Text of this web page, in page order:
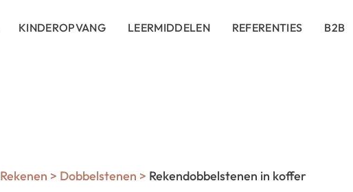
KINDEROPVANG LEERMIDDELEN REFERENTIES B2B
Rekenen > Dobbelstenen > Rekendobbelstenen in koffer